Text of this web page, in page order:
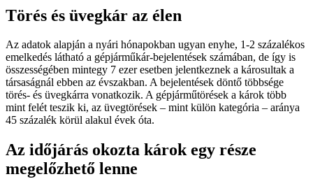
Törés és üvegkár az élen
Az adatok alapján a nyári hónapokban ugyan enyhe, 1-2 százalékos
emelkedés látható a gépjárműkár-bejelentések számában, de így is
összességében mintegy 7 ezer esetben jelentkeznek a károsultak a
társaságnál ebben az évszakban. A bejelentések döntő többsége
törés- és üvegkárra vonatkozik. A gépjárműtörések a károk több
mint felét teszik ki, az üvegtörések – mint külön kategória – aránya
45 százalék körül alakul évek óta.
Az időjárás okozta károk egy része
megelőzhető lenne